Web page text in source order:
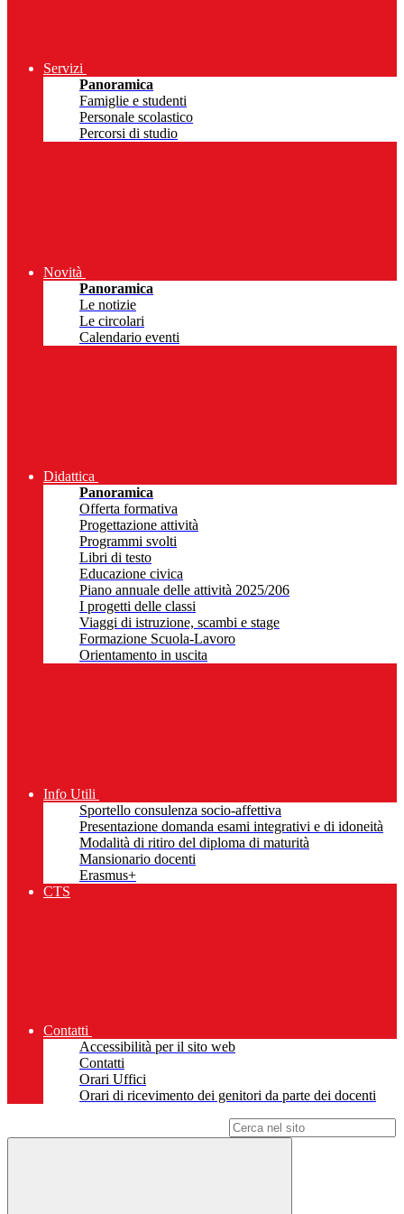
Servizi
Panoramica
Famiglie e studenti
Personale scolastico
Percorsi di studio
Novità
Panoramica
Le notizie
Le circolari
Calendario eventi
Didattica
Panoramica
Offerta formativa
Progettazione attività
Programmi svolti
Libri di testo
Educazione civica
Piano annuale delle attività 2025/206
I progetti delle classi
Viaggi di istruzione, scambi e stage
Formazione Scuola-Lavoro
Orientamento in uscita
Info Utili
Sportello consulenza socio-affettiva
Presentazione domanda esami integrativi e di idoneità
Modalità di ritiro del diploma di maturità
Mansionario docenti
Erasmus+
CTS
Contatti
Accessibilità per il sito web
Contatti
Orari Uffici
Orari di ricevimento dei genitori da parte dei docenti